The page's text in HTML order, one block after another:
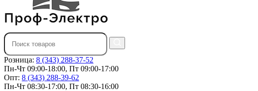
Розница: 8 (343) 288-37-52
Пн-Чт 09:00-18:00, Пт 09:00-17:00
Опт: 8 (343) 288-39-62
Пн-Чт 08:30-17:00, Пт 08:30-16:00